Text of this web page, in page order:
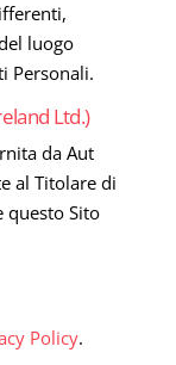
luogo
Personali.
Ltd.)
da Aut
al Titolare di
questo Sito
Policy.